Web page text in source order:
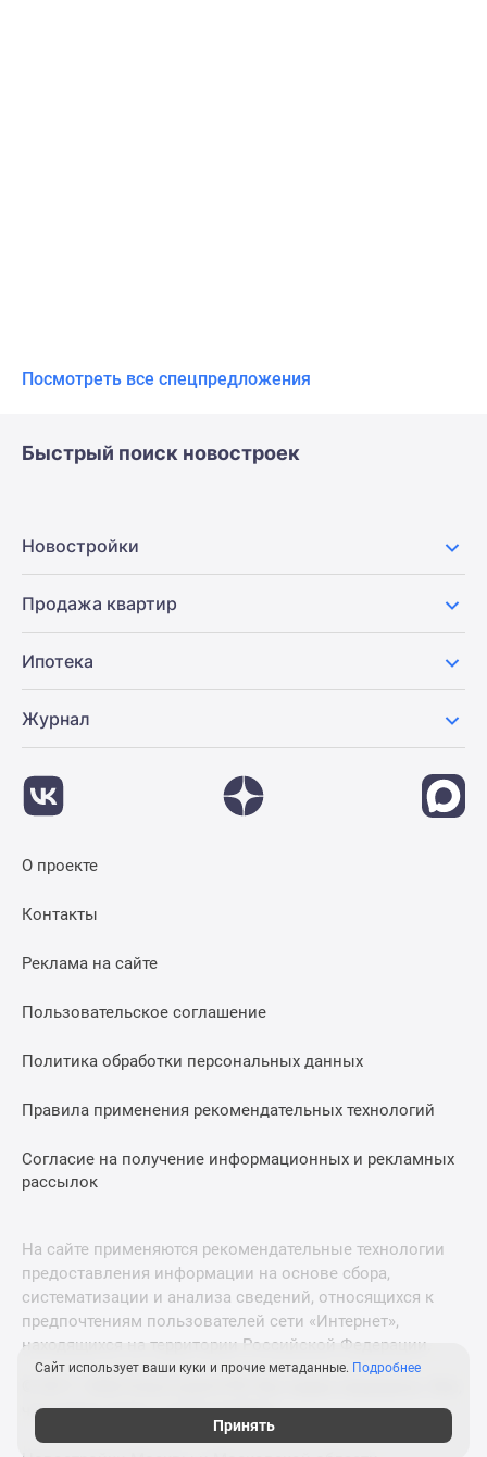
Посмотреть все спецпредложения
Быстрый поиск новостроек
Новостройки
Продажа квартир
Ипотека
Журнал
О проекте
Контакты
Реклама на сайте
Пользовательское соглашение
Политика обработки персональных данных
Правила применения рекомендательных технологий
Согласие на получение информационных и рекламных
рассылок
На сайте применяются рекомендательные технологии
предоставления информации на основе сбора,
систематизации и анализа сведений, относящихся к
предпочтениям пользователей сети «Интернет»,
находящихся на территории Российской Федерации.
что нужно знать о новостройках
Сайт использует ваши куки и прочие метаданные. Подробнее
Принять